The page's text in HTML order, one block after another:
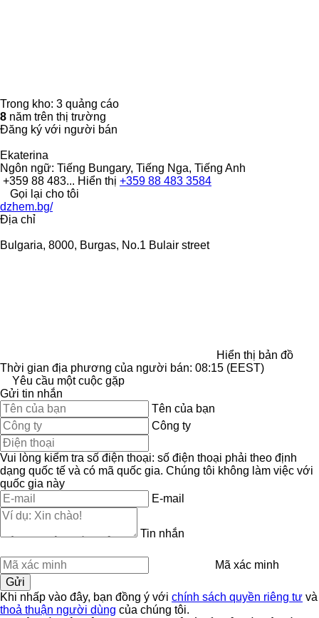
Trong kho: 3 quảng cáo
8 năm trên thị trường
Đăng ký với người bán
Ekaterina
Ngôn ngữ: Tiếng Bungary, Tiếng Nga, Tiếng Anh
+359 88 483... Hiển thị +359 88 483 3584
Gọi lại cho tôi
dzhem.bg/
Địa chỉ
Bulgaria, 8000, Burgas, No.1 Bulair street
Hiển thị bản đồ
Thời gian địa phương của người bán: 08:15 (EEST)
Yêu cầu một cuộc gặp
Gửi tin nhắn
Tên của bạn
Công ty
Vui lòng kiểm tra số điện thoại: số điện thoại phải theo định
dạng quốc tế và có mã quốc gia. Chúng tôi không làm việc với
quốc gia này
E-mail
Tin nhắn
Mã xác minh
Khi nhấp vào đây, bạn đồng ý với chính sách quyền riêng tư và
thoả thuận người dùng của chúng tôi.